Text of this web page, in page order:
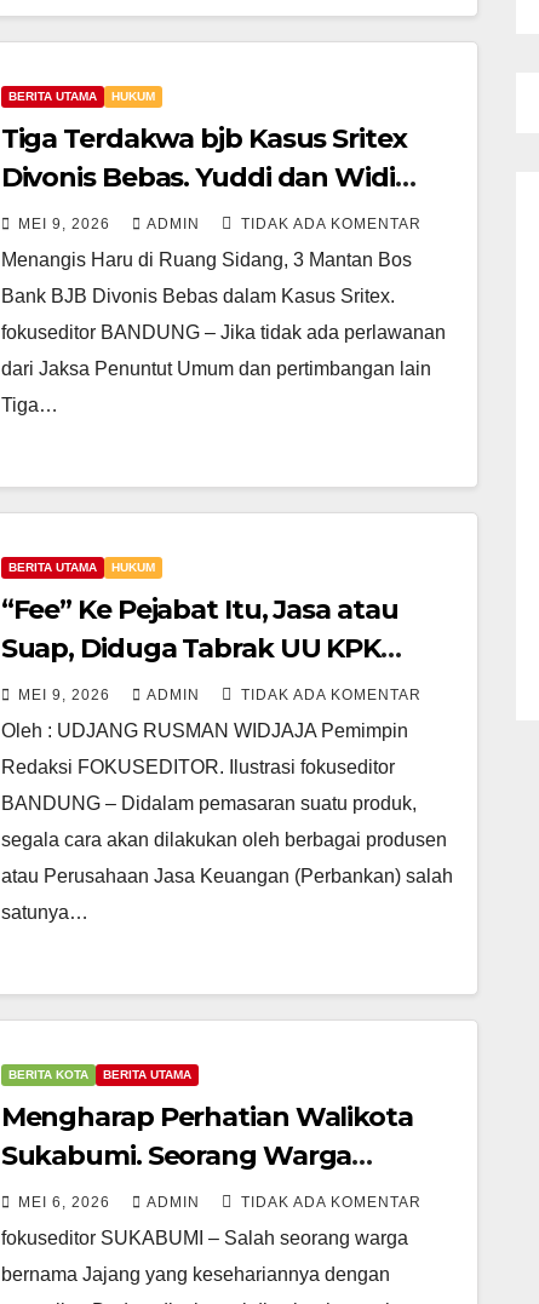
BERITA UTAMA HUKUM
Tiga Terdakwa bjb Kasus Sritex
Divonis Bebas. Yuddi dan Widi
Dikasus Dana Iklan Bisakah
Bebas?
MEI 9, 2026 ADMIN TIDAK ADA KOMENTAR
Menangis Haru di Ruang Sidang, 3 Mantan Bos
Bank BJB Divonis Bebas dalam Kasus Sritex.
fokuseditor BANDUNG – Jika tidak ada perlawanan
dari Jaksa Penuntut Umum dan pertimbangan lain
Tiga…
BERITA UTAMA HUKUM
“Fee” Ke Pejabat Itu, Jasa atau
Suap, Diduga Tabrak UU KPK
Tidak?
MEI 9, 2026 ADMIN TIDAK ADA KOMENTAR
Oleh : UDJANG RUSMAN WIDJAJA Pemimpin
Redaksi FOKUSEDITOR. Ilustrasi fokuseditor
BANDUNG – Didalam pemasaran suatu produk,
segala cara akan dilakukan oleh berbagai produsen
atau Perusahaan Jasa Keuangan (Perbankan) salah
satunya…
BERITA KOTA BERITA UTAMA
Mengharap Perhatian Walikota
Sukabumi. Seorang Warga
Rumahnya Hampir Ambruk.
MEI 6, 2026 ADMIN TIDAK ADA KOMENTAR
fokuseditor SUKABUMI – Salah seorang warga
bernama Jajang yang kesehariannya dengan